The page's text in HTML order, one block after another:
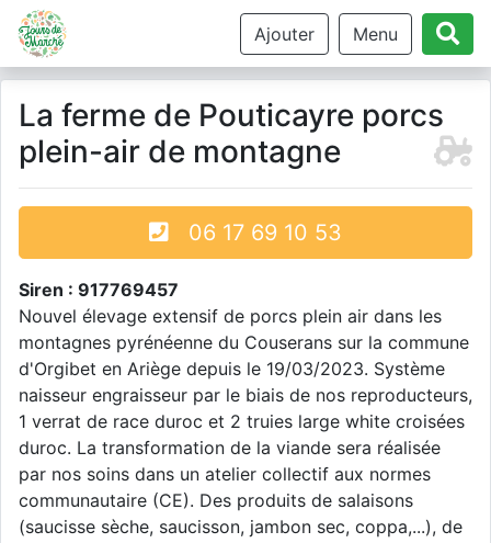
Ajouter Menu
La ferme de Pouticayre porcs
plein-air de montagne
06 17 69 10 53
Siren : 917769457
Nouvel élevage extensif de porcs plein air dans les
montagnes pyrénéenne du Couserans sur la commune
d'Orgibet en Ariège depuis le 19/03/2023. Système
naisseur engraisseur par le biais de nos reproducteurs,
1 verrat de race duroc et 2 truies large white croisées
duroc. La transformation de la viande sera réalisée
par nos soins dans un atelier collectif aux normes
communautaire (CE). Des produits de salaisons
(saucisse sèche, saucisson, jambon sec, coppa,...), de